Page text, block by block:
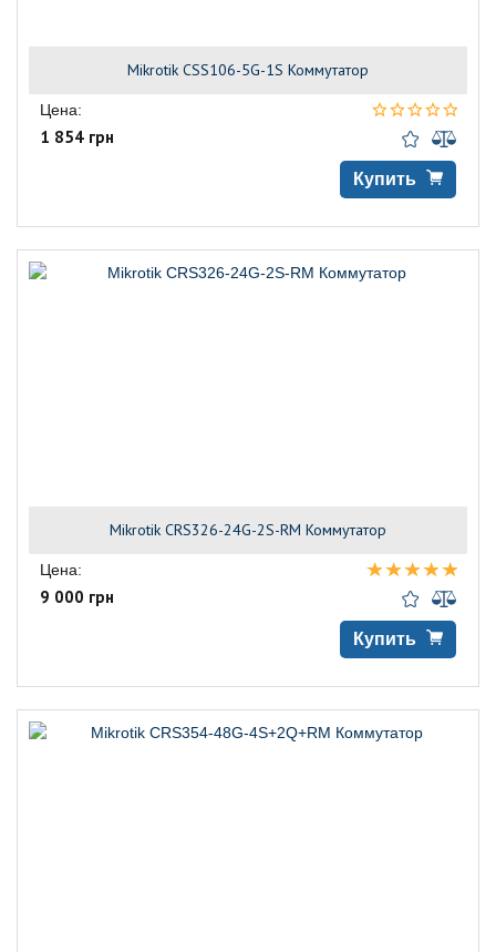
Mikrotik CSS106-5G-1S Коммутатор
Цена:
1 854 грн
Купить
Mikrotik CRS326-24G-2S-RM Коммутатор
Цена:
9 000 грн
Купить